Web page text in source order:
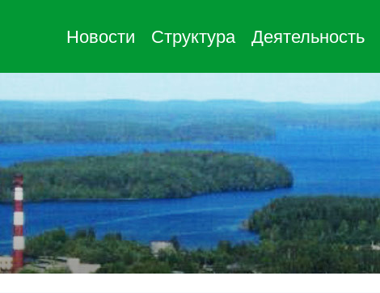
Новости Структура Деятельность